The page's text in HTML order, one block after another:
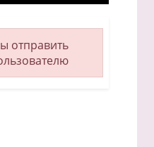
отправить